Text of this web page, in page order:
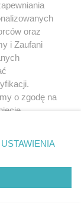
oraz
i Zaufani
o zgodę na
prywatności
zgody
takiemu
tylko
USTAWIENIA